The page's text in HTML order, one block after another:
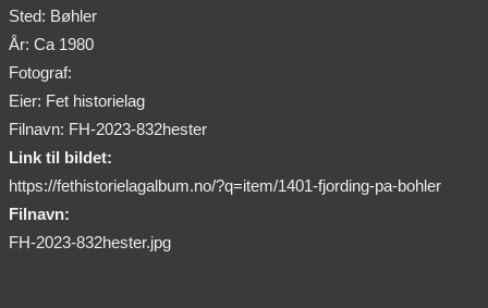
Sted: Bøhler
År: Ca 1980
Fotograf:
Eier: Fet historielag
Filnavn: FH-2023-832hester
Link til bildet:
https://fethistorielagalbum.no/?q=item/1401-fjording-pa-bohler
Filnavn:
FH-2023-832hester.jpg